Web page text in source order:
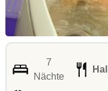
7
Nächte